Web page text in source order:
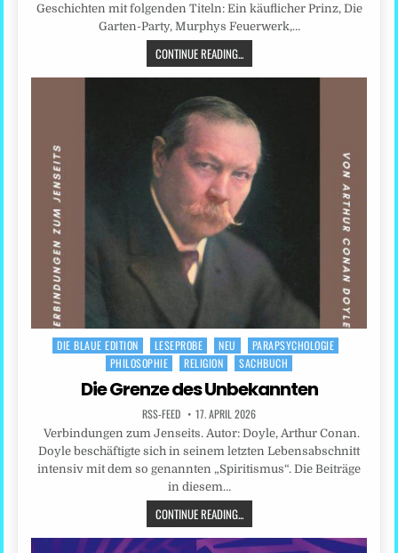
Geschichten mit folgenden Titeln: Ein käuflicher Prinz, Die
Garten-Party, Murphys Feuerwerk,…
CONTINUE READING...
Posted
DIE BLAUE EDITION LESEPROBE NEU
PARAPSYCHOLOGIE
PHILOSOPHIE
RELIGION SACHBUCH
Die Grenze des Unbekannten
RSS-FEED 17. APRIL 2026
Verbindungen zum Jenseits. Autor: Doyle, Arthur Conan.
Doyle beschäftigte sich in seinem letzten Lebensabschnitt
intensiv mit dem so genannten „Spiritismus“. Die Beiträge
in diesem…
CONTINUE READING...